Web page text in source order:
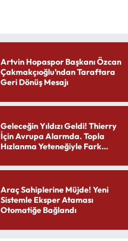
Artvin Hopaspor Başkanı Özcan
Çakmakçıoğlu’ndan Taraftara
Geri Dönüş Mesajı
Geleceğin Yıldızı Geldi! Thierry
İçin Avrupa Alarmda. Topla
Hızlanma Yeteneğiyle Fark
Araç Sahiplerine Müjde! Yeni
Sistemle Eksper Ataması
Otomatiğe Bağlandı